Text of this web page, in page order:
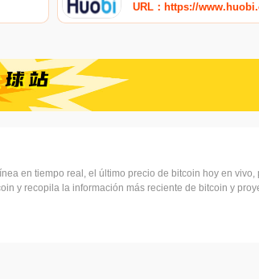
URL：https://
en tiempo real, el último precio de bitcoin hoy en vivo,
y recopila la información más reciente de bitcoin y